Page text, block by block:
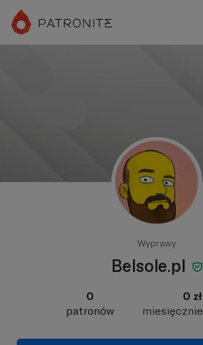
Wyprawy
Belsole.pl
0
patronów
0 zł
miesięcznie